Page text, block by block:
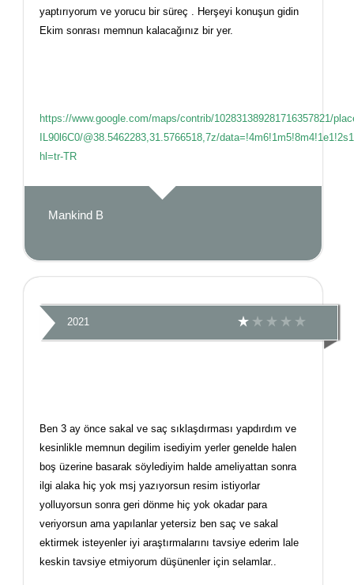
yaptırıyorum ve yorucu bir süreç . Herşeyi konuşun gidin
Ekim sonrası memnun kalacağınız bir yer.
https://www.google.com/maps/contrib/102831389281716357821/
IL90l6C0/@38.5462283,31.5766518,7z/
hl=tr-TR
Mankind B
2021
Ben 3 ay önce sakal ve saç sıklaşdırması yapdırdım ve
kesinlikle memnun degilim isediyim yerler genelde halen
boş üzerine basarak söylediyim halde ameliyattan sonra
ilgi alaka hiç yok msj yazıyorsun resim istiyorlar
yolluyorsun sonra geri dönme hiç yok okadar para
veriyorsun ama yapılanlar yetersiz ben saç ve sakal
ektirmek isteyenler iyi araştırmalarını tavsiye ederim lale
keskin tavsiye etmiyorum düşünenler için selamlar..